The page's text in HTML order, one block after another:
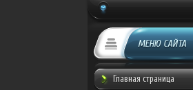
МЕНЮ САЙТА
Главная страница